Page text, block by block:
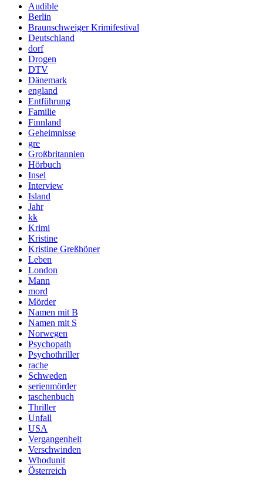
Audible
Berlin
Braunschweiger Krimifestival
Deutschland
dorf
Drogen
DTV
Dänemark
england
Entführung
Familie
Finnland
Geheimnisse
gre
Großbritannien
Hörbuch
Insel
Interview
Island
Jahr
kk
Krimi
Kristine
Kristine Greßhöner
Leben
London
Mann
mord
Mörder
Namen mit B
Namen mit S
Norwegen
Psychopath
Psychothriller
rache
Schweden
serienmörder
taschenbuch
Thriller
Unfall
USA
Vergangenheit
Verschwinden
Whodunit
Österreich